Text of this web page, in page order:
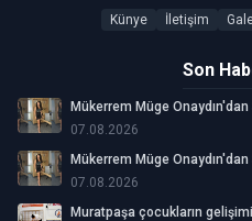
Künye
İletişim
Son
Mükerrem Müge
07.08.2026
Mükerrem Müge
07.08.2026
Muratpaşa çocukların